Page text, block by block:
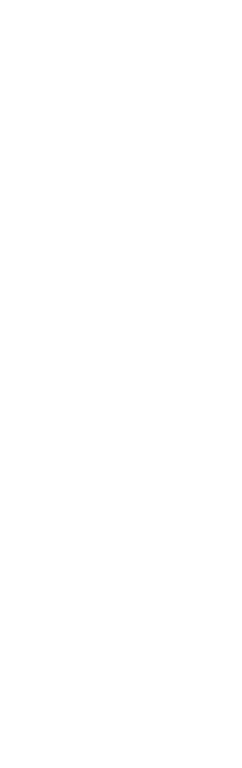
als unzuverlässig erscheinen lassen,
oder DE erteilt werden soll, jeweils auch seit zwei
erfolgreich absolviert sein)
Ausbildung, sondern auch ein Praktikum
und zusätzlich in einer
Monat; dieses gilt auch bei Vorbesitz der Klasse
nicht zulässig, mit Ausnahme einer
ist ein zweiphasiges Antragsverfahren
können die Fahrlehrerlaubnisse der
Kenntnisse auch anwenden kann, wird ihm
jeweils mit Erfolg abgelegt hat.
Bestehen der Lehrprobe im theoretischen und
oder nach Ablauf von 2 Jahren ab Erteilung.
oder der Bewerber auf Antrag eine unbefristete
wird, als Online-Antrag stellen.
Online-Antrages als Dateianhang hochladen.
Anwärterbefugnis ist für die Ausbildung in der
keine Fahrschülerinnen oder Fahrschüler